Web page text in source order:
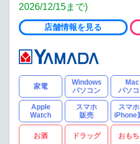
2026/12/15まで)
店舗情報を見る
家電
Windows
パソコン
Mac
パソ
Apple
Watch
スマホ
販売
スマホ
iPhone
お酒 ドラッグ おも